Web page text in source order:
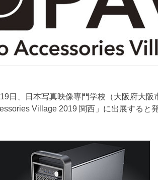
日、日本写真映像専門学校（大阪府大阪
Village 2019 関西」に出展すると